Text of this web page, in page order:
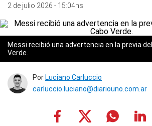
2 de julio 2026 - 15:04hs
Messi recibió una advertencia en la previa
Verde.
Por Luciano Carluccio
carluccio.luciano@diariouno.com.ar